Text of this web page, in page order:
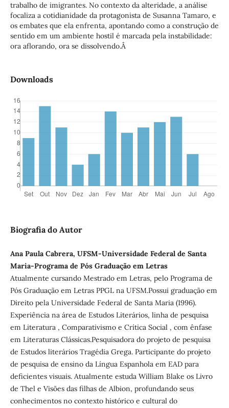
trabalho de imigrantes. No contexto da alteridade, a análise
focaliza a cotidianidade da protagonista de Susanna Tamaro, e
os embates que ela enfrenta, apontando como a construção de
sentido em um ambiente hostil é marcada pela instabilidade:
ora aflorando, ora se dissolvendo.Â
Downloads
Biografia do Autor
Ana Paula Cabrera, UFSM-Universidade Federal de Santa
Maria-Programa de Pós Graduação em Letras
Atualmente cursando Mestrado em Letras, pelo Programa de
Pós Graduação em Letras PPGL na UFSM.Possui graduação em
Direito pela Universidade Federal de Santa Maria (1996).
Experiência na área de Estudos Literários, linha de pesquisa
em Literatura , Comparativismo e Crítica Social , com ênfase
em Literaturas Clássicas.Pesquisadora do projeto de pesquisa
de Estudos literários Tragédia Grega. Participante do projeto
de pesquisa de ensino da Língua Espanhola em EAD para
deficientes visuais. Atualmente estuda William Blake os Livro
de Thel e Visões das filhas de Albion, profundando seus
conhecimentos no contexto histórico e cultural do